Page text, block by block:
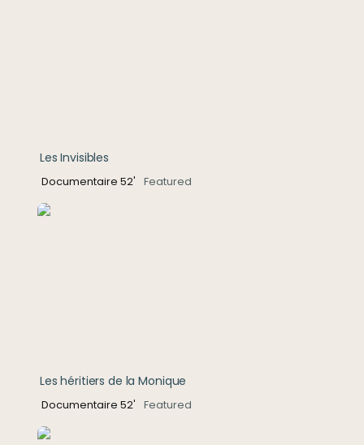
Les Invisibles
Documentaire 52' Featured
Les héritiers de la Monique
Les héritiers de la Monique
Documentaire 52' Featured
Le retour des trésors polynésiens